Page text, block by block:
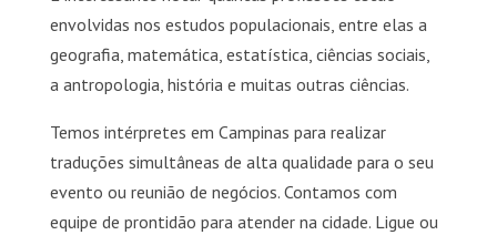
envolvidas nos estudos populacionais, entre elas a
geografia, matemática, estatística, ciências sociais,
a antropologia, história e muitas outras ciências.
Temos intérpretes em Campinas para realizar
traduções simultâneas de alta qualidade para o seu
evento ou reunião de negócios. Contamos com
equipe de prontidão para atender na cidade. Ligue ou